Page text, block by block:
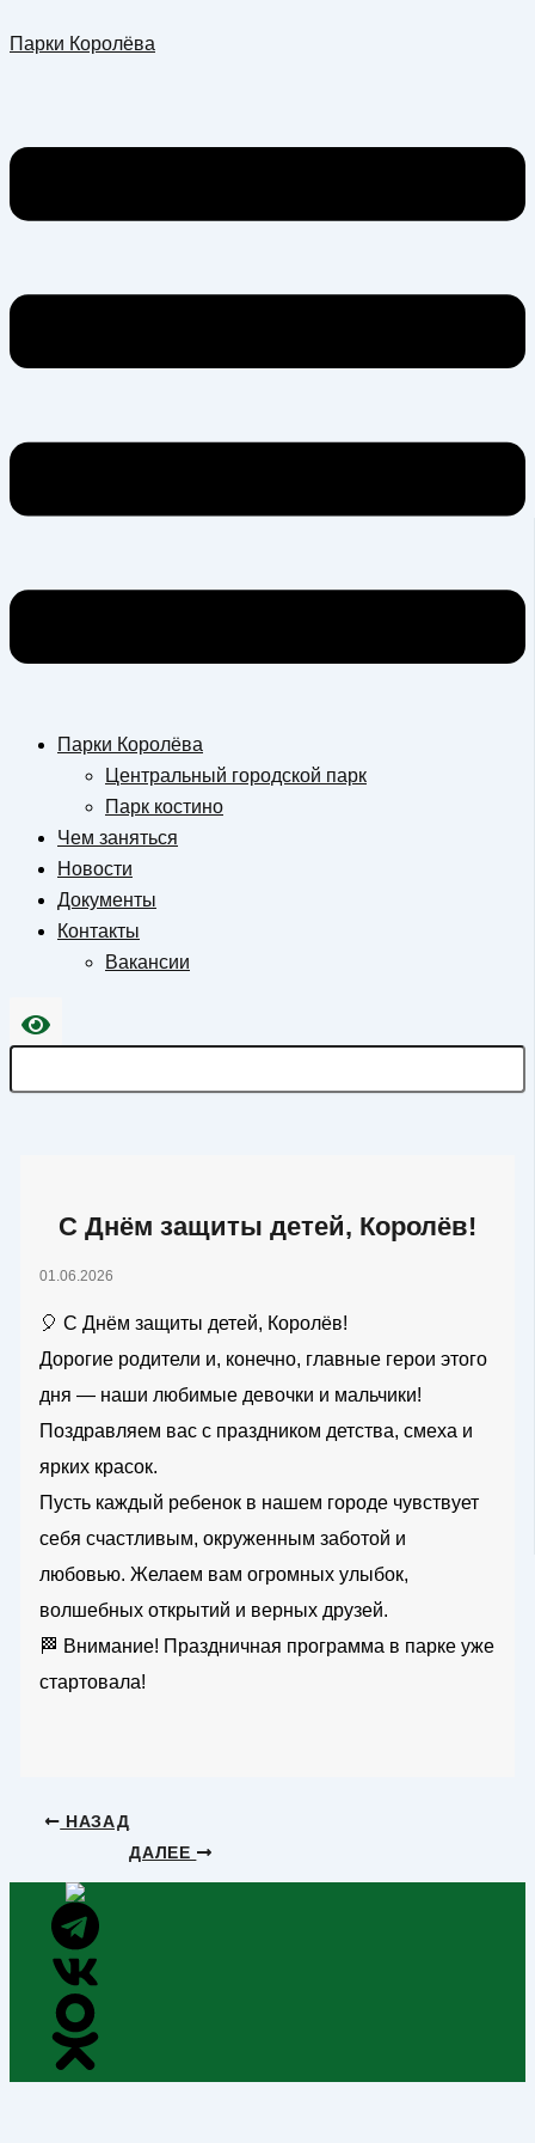
к
Парки Королёва
Парки Королёва
Центральный городской парк
Парк костино
Чем заняться
Новости
Документы
Контакты
Вакансии
С Днём защиты детей, Королёв!
01.06.2026
🎈 С Днём защиты детей, Королёв!
Дорогие родители и, конечно, главные герои этого
дня — наши любимые девочки и мальчики!
Поздравляем вас с праздником детства, смеха и
ярких красок.
Пусть каждый ребенок в нашем городе чувствует
себя счастливым, окруженным заботой и
любовью. Желаем вам огромных улыбок,
волшебных открытий и верных друзей.
🏁 Внимание! Праздничная программа в парке уже
стартовала!
НАЗАД
ДАЛЕЕ